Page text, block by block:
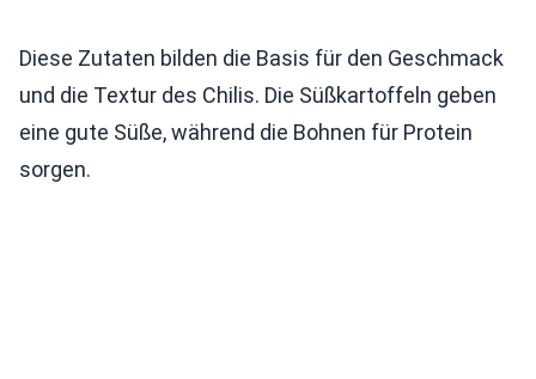
Diese Zutaten bilden die Basis für den Geschmack
und die Textur des Chilis. Die Süßkartoffeln geben
eine gute Süße, während die Bohnen für Protein
sorgen.